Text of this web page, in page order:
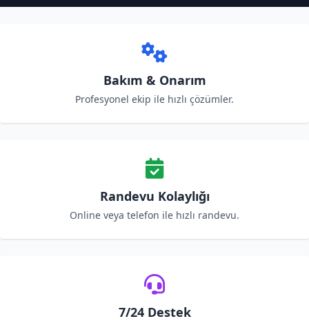
Bakım & Onarım
Profesyonel ekip ile hızlı çözümler.
Randevu Kolaylığı
Online veya telefon ile hızlı randevu.
7/24 Destek